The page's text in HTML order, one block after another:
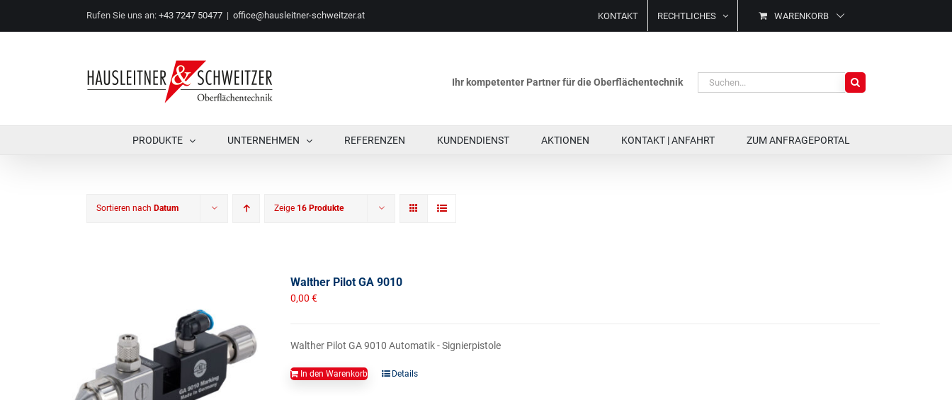
Rufen Sie uns an: +43 7247 50477 | office@hausleitner-schweitzer.at KONTAKT RECHTLICHES WARENKORB
Ihr kompetenter Partner für die Oberflächentechnik
Suche
nach:
PRODUKTE UNTERNEHMEN REFERENZEN KUNDENDIENST AKTIONEN KONTAKT | ANFAHRT ZUM ANFRAGEPORTAL
Sortieren nach Datum Zeige 16 Produkte
Walther Pilot GA 9010
0,00 €
Walther Pilot GA 9010 Automatik - Signierpistole
In den Warenkorb Details